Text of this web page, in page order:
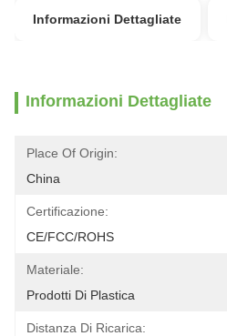
Informazioni Dettagliate
Informazioni Dettagliate
Place Of Origin:
China
Certificazione:
CE/FCC/ROHS
Materiale:
Prodotti Di Plastica
Distanza Di Ricarica: